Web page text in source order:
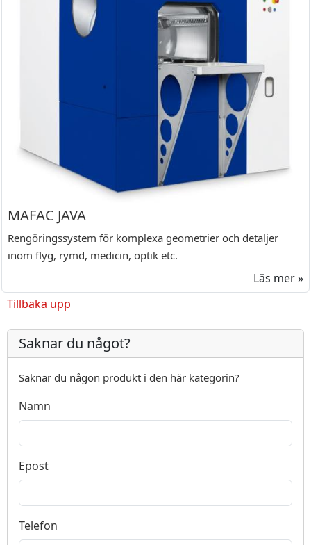
MAFAC JAVA
Rengöringssystem för komplexa geometrier och detaljer
inom flyg, rymd, medicin, optik etc.
Läs mer »
Tillbaka upp
Saknar du något?
Saknar du någon produkt i den här kategorin?
Namn
Epost
Telefon